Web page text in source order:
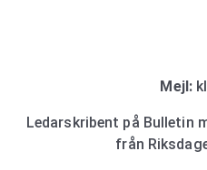
Mejl:
Ledarskribent på Bulletin
från